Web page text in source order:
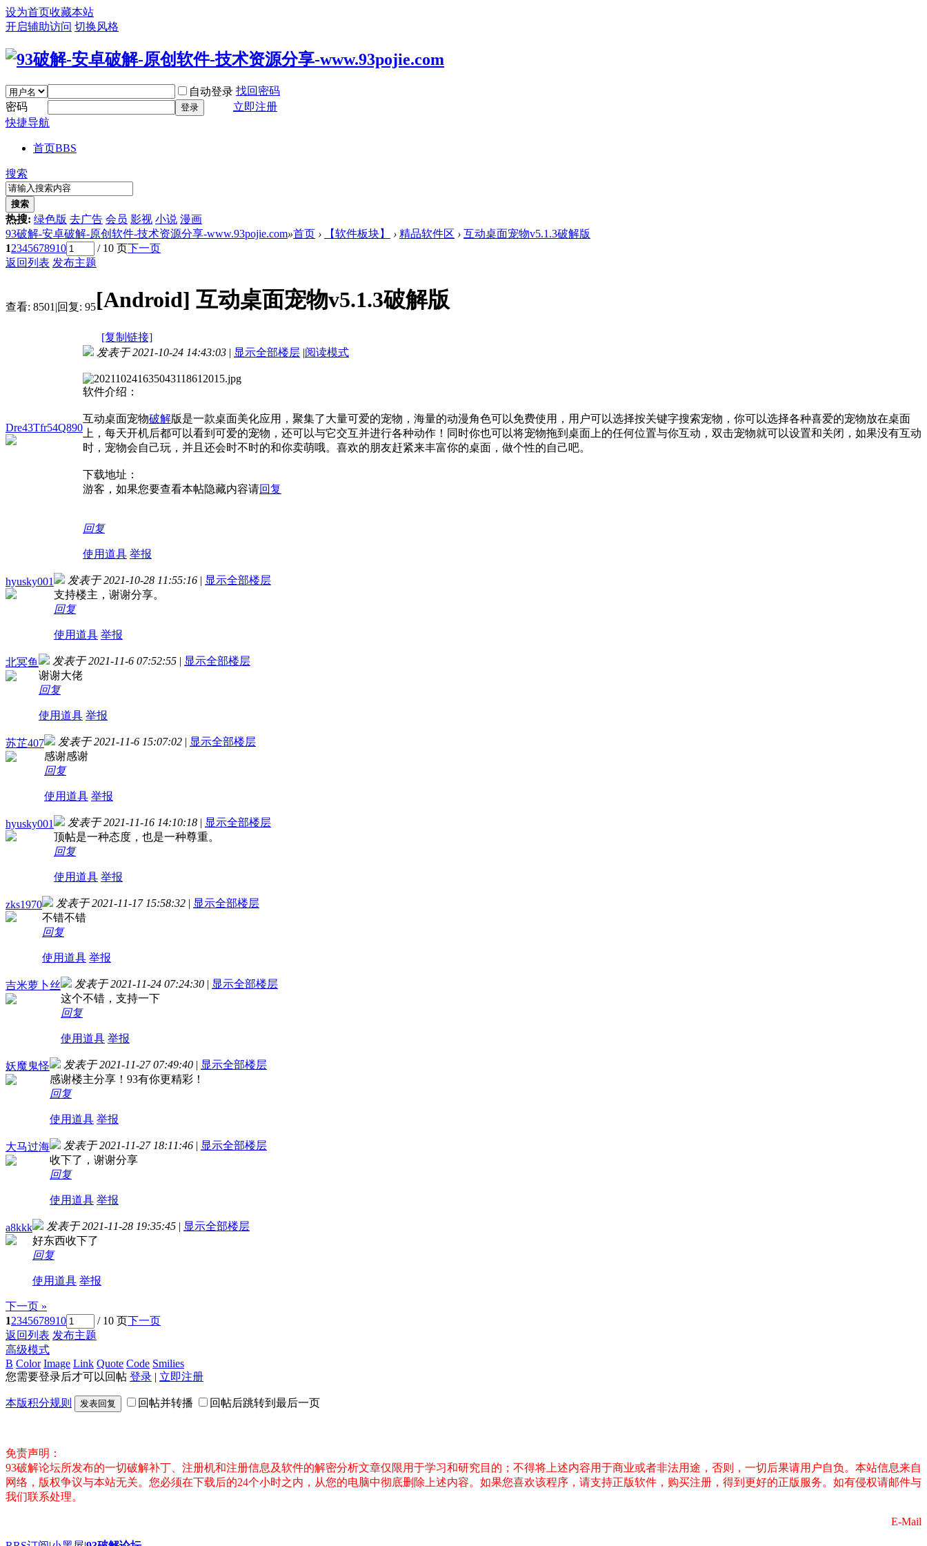
设为首页收藏本站
开启辅助访问 切换风格
自动登录 找回密码
密码
登录
立即注册
快捷导航
首页BBS
搜索
搜索
热搜: 绿色版 去广告 会员 影视 小说 漫画
93破解-安卓破解-原创软件-技术资源分享-www.93pojie.com»首页 › 【软件板块】 › 精品软件区 › 互动桌面宠物v5.1.3破解版
12345678910 / 10 页下一页
返回列表 发布主题
查看: 8501 |回复: 95[Android] 互动桌面宠物v5.1.3破解版
[复制链接]
Dre43Tfr54Q890
发表于 2021-10-24 14:43:03 | 显示全部楼层 |阅读模式
软件介绍：
互动桌面宠物破解版是一款桌面美化应用，聚集了大量可爱的宠物，海量的动漫角色可以免费使用，用户可以选择按关键字搜索宠物，你可以选择各种喜爱的宠物放在桌面
上，每天开机后都可以看到可爱的宠物，还可以与它交互并进行各种动作！同时你也可以将宠物拖到桌面上的任何位置与你互动，双击宠物就可以设置和关闭，如果没有互动
时，宠物会自己玩，并且还会时不时的和你卖萌哦。喜欢的朋友赶紧来丰富你的桌面，做个性的自己吧。
下载地址：
游客，如果您要查看本帖隐藏内容请回复
回复
使用道具 举报
hyusky001 发表于 2021-10-28 11:55:16 | 显示全部楼层
支持楼主，谢谢分享。
回复
使用道具 举报
北冥鱼 发表于 2021-11-6 07:52:55 | 显示全部楼层
谢谢大佬
回复
使用道具 举报
苏芷407 发表于 2021-11-6 15:07:02 | 显示全部楼层
感谢感谢
回复
使用道具 举报
hyusky001 发表于 2021-11-16 14:10:18 | 显示全部楼层
顶帖是一种态度，也是一种尊重。
回复
使用道具 举报
zks1970 发表于 2021-11-17 15:58:32 | 显示全部楼层
不错不错
回复
使用道具 举报
吉米萝卜丝 发表于 2021-11-24 07:24:30 | 显示全部楼层
这个不错，支持一下
回复
使用道具 举报
妖魔鬼怪 发表于 2021-11-27 07:49:40 | 显示全部楼层
感谢楼主分享！93有你更精彩！
回复
使用道具 举报
大马过海 发表于 2021-11-27 18:11:46 | 显示全部楼层
收下了，谢谢分享
回复
使用道具 举报
a8kkk 发表于 2021-11-28 19:35:45 | 显示全部楼层
好东西收下了
回复
使用道具 举报
下一页 »
12345678910 / 10 页下一页
返回列表 发布主题
高级模式
B Color Image Link Quote Code Smilies
您需要登录后才可以回帖 登录 | 立即注册
本版积分规则 发表回复 回帖并转播 回帖后跳转到最后一页
免责声明：
93破解论坛所发布的一切破解补丁、注册机和注册信息及软件的解密分析文章仅限用于学习和研究目的；不得将上述内容用于商业或者非法用途，否则，一切后果请用户自负。本站信息来自
网络，版权争议与本站无关。您必须在下载后的24个小时之内，从您的电脑中彻底删除上述内容。如果您喜欢该程序，请支持正版软件，购买注册，得到更好的正版服务。如有侵权请邮件与
我们联系处理。
E-Mail